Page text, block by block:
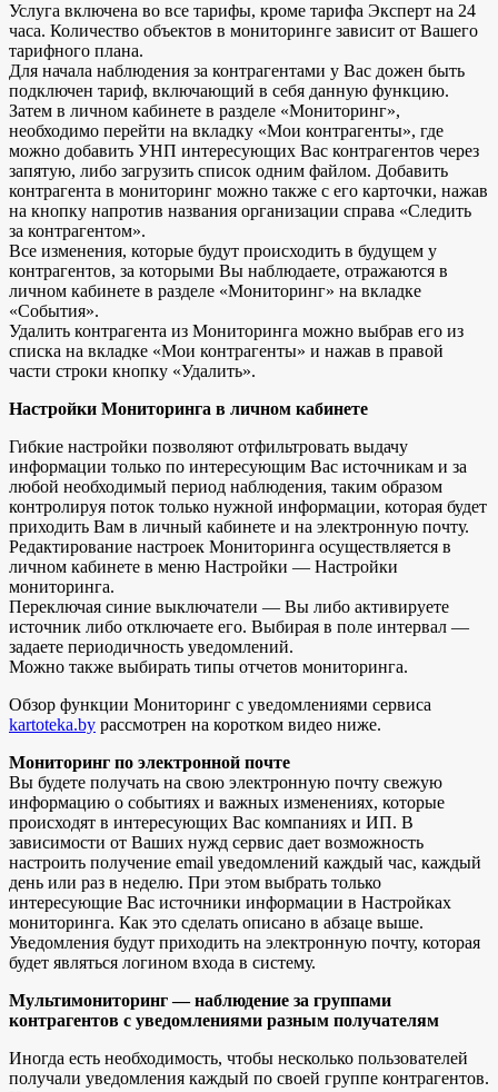
Услуга включена во все тарифы, кроме тарифа Эксперт на 24
часа. Количество объектов в мониторинге зависит от Вашего
тарифного плана.
Для начала наблюдения за контрагентами у Вас дожен быть
подключен тариф, включающий в себя данную функцию.
Затем в личном кабинете в разделе «Мониторинг»,
необходимо перейти на вкладку «Мои контрагенты», где
можно добавить УНП интересующих Вас контрагентов через
запятую, либо загрузить список одним файлом. Добавить
контрагента в мониторинг можно также с его карточки, нажав
на кнопку напротив названия организации справа «Следить
за контрагентом».
Все изменения, которые будут происходить в будущем у
контрагентов, за которыми Вы наблюдаете, отражаются в
личном кабинете в разделе «Мониторинг» на вкладке
«События».
Удалить контрагента из Мониторинга можно выбрав его из
списка на вкладке «Мои контрагенты» и нажав в правой
части строки кнопку «Удалить».
Настройки Мониторинга в личном кабинете
Гибкие настройки позволяют отфильтровать выдачу
информации только по интересующим Вас источникам и за
любой необходимый период наблюдения, таким образом
контролируя поток только нужной информации, которая будет
приходить Вам в личный кабинете и на электронную почту.
Редактирование настроек Мониторинга осуществляется в
личном кабинете в меню Настройки — Настройки
мониторинга.
Переключая синие выключатели — Вы либо активируете
источник либо отключаете его. Выбирая в поле интервал —
задаете периодичность уведомлений.
Можно также выбирать типы отчетов мониторинга.
Обзор функции Мониторинг с уведомлениями сервиса
kartoteka.by рассмотрен на коротком видео ниже.
Мониторинг по электронной почте
Вы будете получать на свою электронную почту свежую
информацию о событиях и важных изменениях, которые
происходят в интересующих Вас компаниях и ИП. В
зависимости от Ваших нужд сервис дает возможность
настроить получение email уведомлений каждый час, каждый
день или раз в неделю. При этом выбрать только
интересующие Вас источники информации в Настройках
мониторинга. Как это сделать описано в абзаце выше.
Уведомления будут приходить на электронную почту, которая
будет являться логином входа в систему.
Мультимониторинг — наблюдение за группами
контрагентов с уведомлениями разным получателям
Иногда есть необходимость, чтобы несколько пользователей
получали уведомления каждый по своей группе контрагентов.